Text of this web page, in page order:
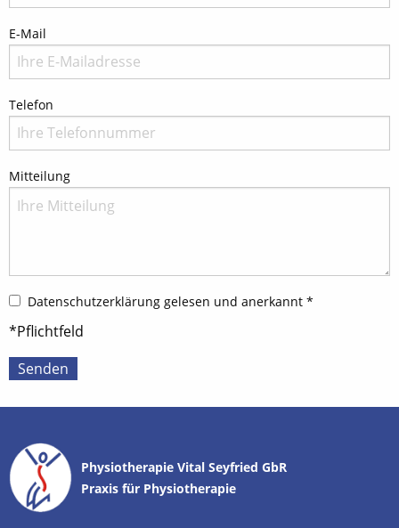
E-Mail
Telefon
Mitteilung
Datenschutzerklärung gelesen und anerkannt *
*Pflichtfeld
Senden
Physiotherapie Vital Seyfried GbR
Praxis für Physiotherapie